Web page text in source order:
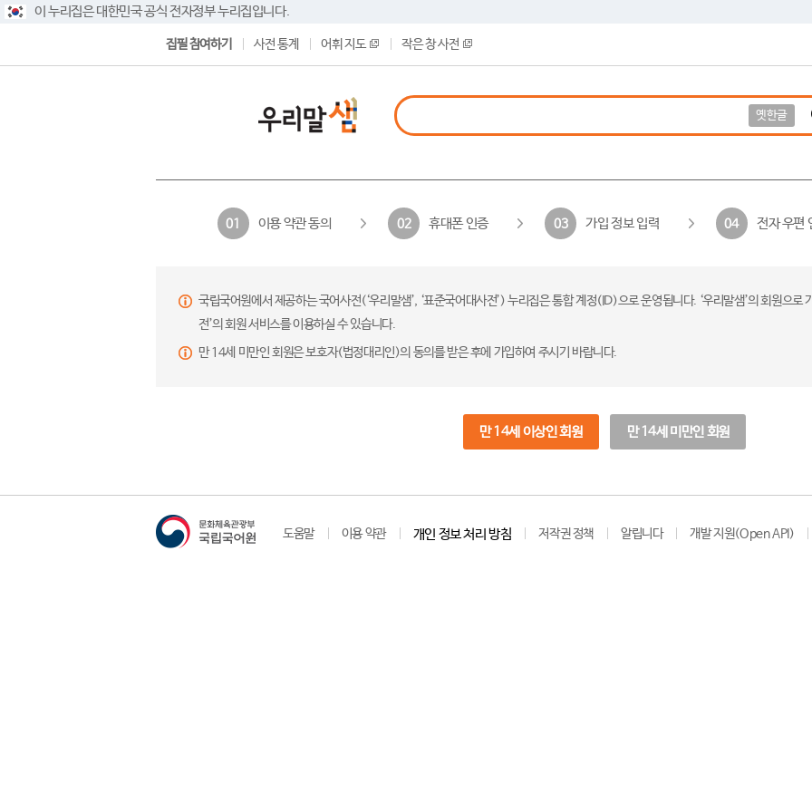
이 누리집은 대한민국 공식 전자정부 누리집입니다.
집필 참여하기 사전 통계 어휘 지도 작은 창 사전
옛한글
01 이용 약관 동의 02 휴대폰 인증 03 가입 정보 입력 04 전자 우편
국립국어원에서 제공하는 국어사전(‘우리말샘’, ‘표준국어대사전’) 누리집은 통합 계정(ID)으로 운영됩니다. ‘우리말샘’의 회원으
전’의 회원 서비스를 이용하실 수 있습니다.
만 14세 미만인 회원은 보호자(법정대리인)의 동의를 받은 후에 가입하여 주시기 바랍니다.
만 14세 이상인 회원 만 14세 미만인 회원
도움말 이용 약관 개인 정보 처리 방침 저작권 정책 알립니다 개발 지원(Open API)